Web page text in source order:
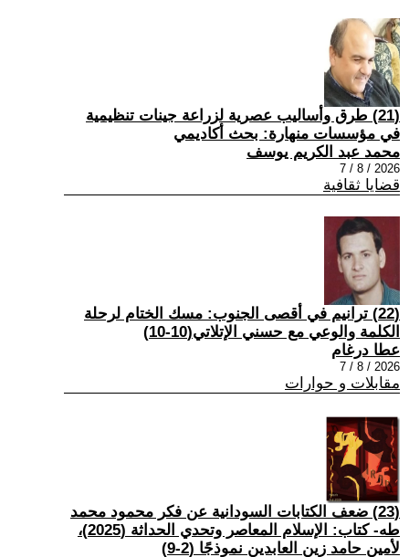
(21) طرق وأساليب عصرية لزراعة جينات تنظيمية
في مؤسسات منهارة: بحث أكاديمي
محمد عبد الكريم يوسف
2026 / 8 / 7
قضايا ثقافية
(22) ترانيم في أقصى الجنوب: مسك الختام لرحلة
الكلمة والوعي مع حسني الإتلاتي(10-10)
عطا درغام
2026 / 8 / 7
مقابلات و حوارات
(23) ضعف الكتابات السودانية عن فكر محمود محمد
طه- كتاب: الإسلام المعاصر وتحدي الحداثة (2025)،
لأمين حامد زين العابدين نموذجًا (2-9)